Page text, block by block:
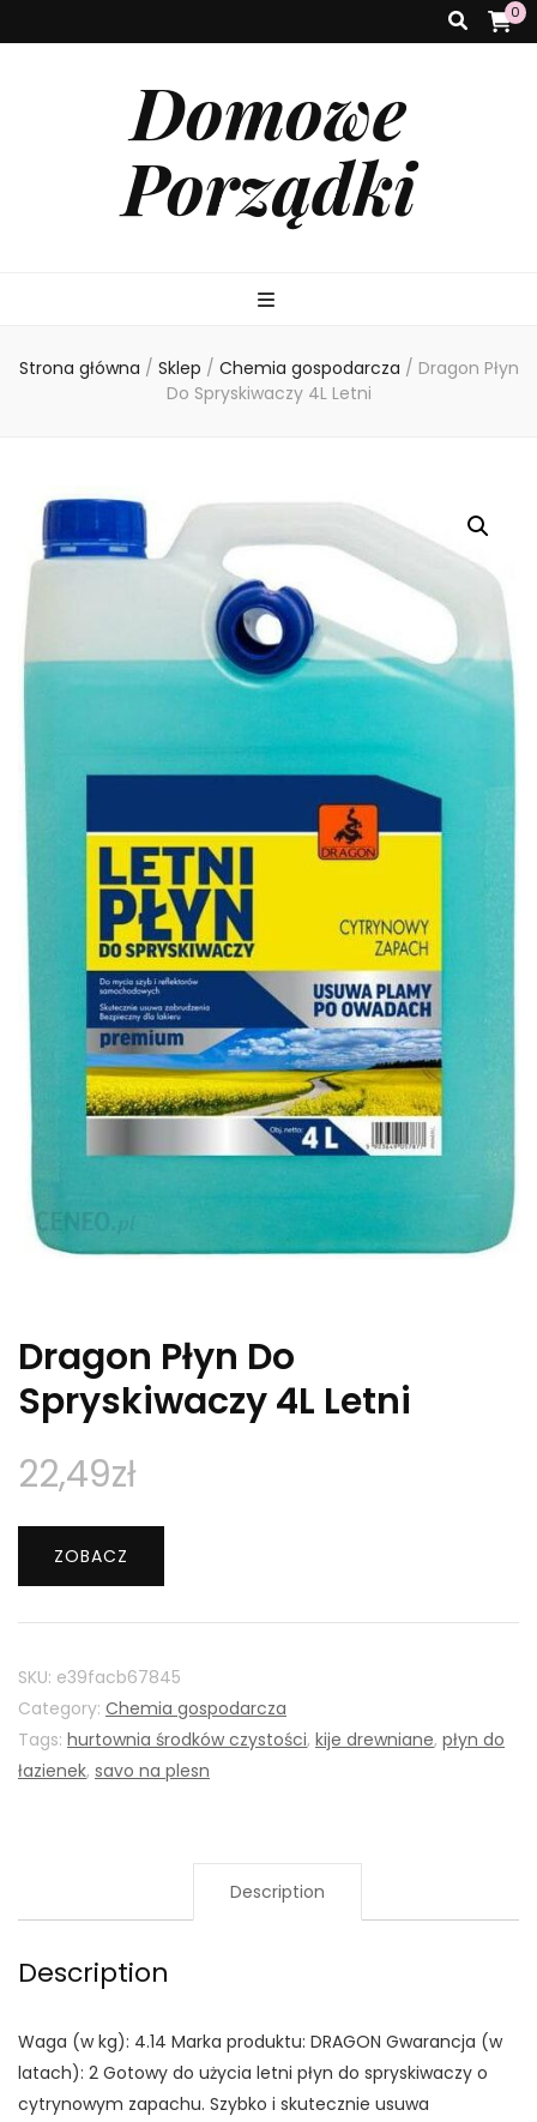
0
Domowe
Porządki
Strona główna / Sklep / Chemia gospodarcza / Dragon Płyn
Do Spryskiwaczy 4L Letni
Dragon Płyn Do
Spryskiwaczy 4L Letni
22,49zł
ZOBACZ
SKU: e39facb67845
Category: Chemia gospodarcza
Tags: hurtownia środków czystości, kije drewniane, płyn do
łazienek, savo na plesn
Description
Description
Waga (w kg): 4.14 Marka produktu: DRAGON Gwarancja (w
latach): 2 Gotowy do użycia letni płyn do spryskiwaczy o
cytrynowym zapachu. Szybko i skutecznie usuwa